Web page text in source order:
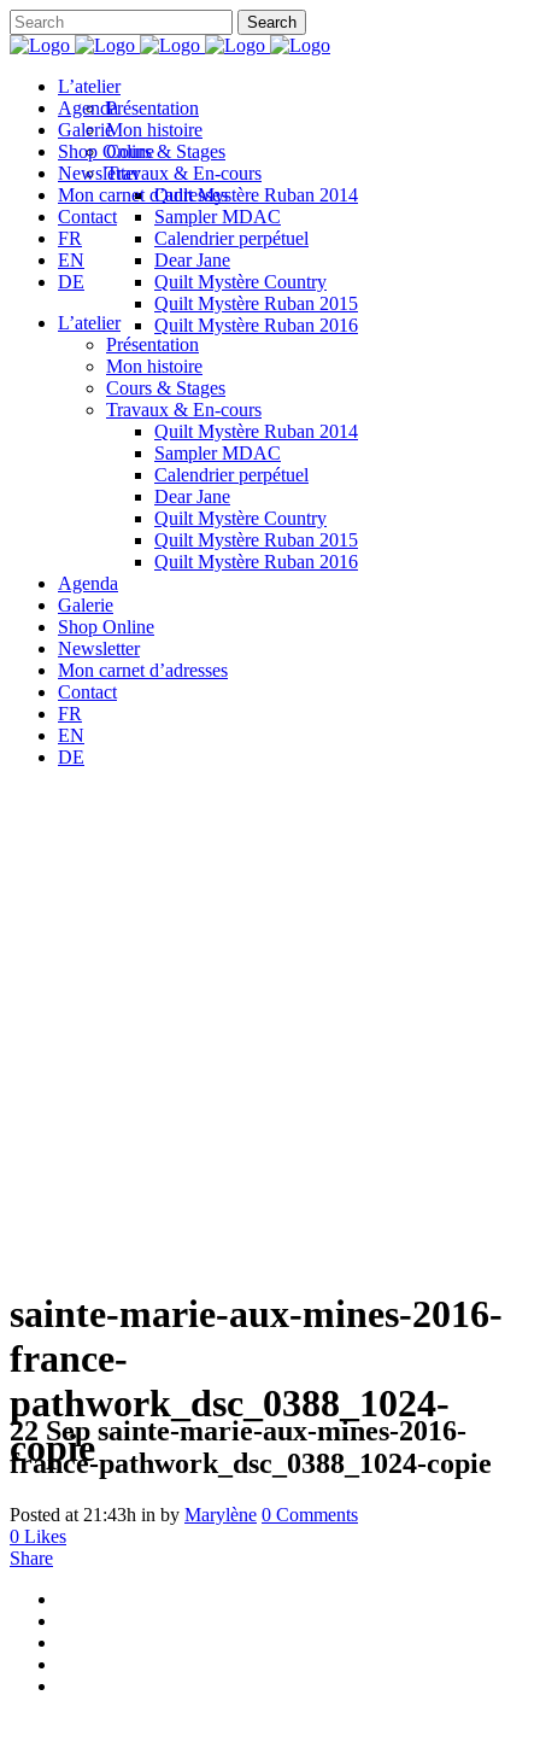
L’atelier
Présentation
Mon histoire
Cours & Stages
Travaux & En-cours
Quilt Mystère Ruban 2014
Sampler MDAC
Calendrier perpétuel
Dear Jane
Quilt Mystère Country
Quilt Mystère Ruban 2015
Quilt Mystère Ruban 2016
Agenda
Galerie
Shop Online
Newsletter
Mon carnet d’adresses
Contact
FR
EN
DE
L’atelier
Présentation
Mon histoire
Cours & Stages
Travaux & En-cours
Quilt Mystère Ruban 2014
Sampler MDAC
Calendrier perpétuel
Dear Jane
Quilt Mystère Country
Quilt Mystère Ruban 2015
Quilt Mystère Ruban 2016
Agenda
Galerie
Shop Online
Newsletter
Mon carnet d’adresses
Contact
FR
EN
DE
sainte-marie-aux-mines-2016-
france-
pathwork_dsc_0388_1024-
copie
22 Sep sainte-marie-aux-mines-2016-
france-pathwork_dsc_0388_1024-copie
Posted at 21:43h in by Marylène 0 Comments
0 Likes
Share